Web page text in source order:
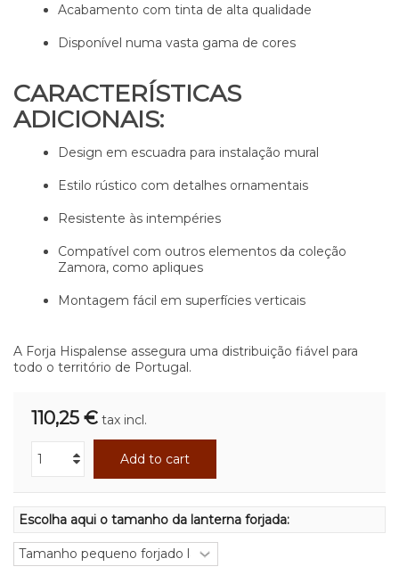
Acabamento com tinta de alta qualidade
Disponível numa vasta gama de cores
CARACTERÍSTICAS
ADICIONAIS:
Design em escuadra para instalação mural
Estilo rústico com detalhes ornamentais
Resistente às intempéries
Compatível com outros elementos da coleção
Zamora, como apliques
Montagem fácil em superfícies verticais
A Forja Hispalense assegura uma distribuição fiável para
todo o território de Portugal.
110,25 € tax incl.
Add to cart
Escolha aqui o tamanho da lanterna forjada: